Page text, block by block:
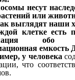
несут
или
выглядят наши
клетке есть
обо
емкость
у человека
что